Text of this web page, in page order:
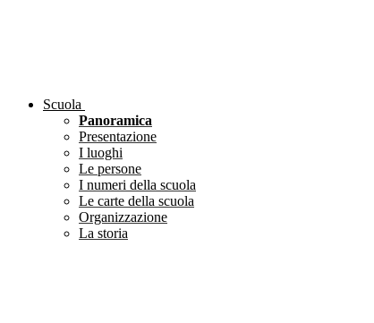
Scuola
Panoramica
Presentazione
I luoghi
Le persone
I numeri della scuola
Le carte della scuola
Organizzazione
La storia